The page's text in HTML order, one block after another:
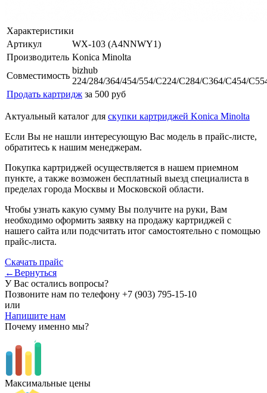
Характеристики
Артикул
WX-103 (A4NNWY1)
Производитель Konica Minolta
Совместимость
bizhub
224/284/364/454/554/C224/C284/C364/C454/
Продать картридж за 500 руб
Актуальный каталог для скупки картриджей Konica Minolta
Если Вы не нашли интересующую Вас модель в прайс-листе,
обратитесь к нашим менеджерам.
Покупка картриджей осуществляется в нашем приемном
пункте, а также возможен бесплатный выезд специалиста в
пределах города Москвы и Московской области.
Чтобы узнать какую сумму Вы получите на руки, Вам
необходимо оформить заявку на продажу картриджей с
нашего сайта или подсчитать итог самостоятельно с помощью
прайс-листа.
Скачать прайс
←Вернуться
У Вас остались вопросы?
Позвоните нам по телефону +7 (903) 795-15-10
или
Напишите нам
Почему именно мы?
Максимальные цены